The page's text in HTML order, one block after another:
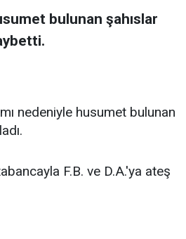
bulunan şahıslar
nedeniyle husumet bulunan
F.B. ve D.A.'ya ateş